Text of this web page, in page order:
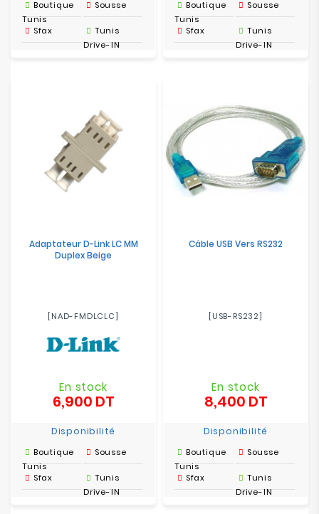
Boutique
Tunis
Sousse
Sfax
Tunis
Drive-IN
Boutique
Tunis
Sousse
Sfax
Tunis
Drive-IN
Adaptateur D-Link LC MM
Duplex Beige
[NAD-FMDLCLC]
En stock
6,900 DTPrix
Disponibilité
Boutique
Tunis
Sousse
Sfax
Tunis
Drive-IN
Câble USB Vers RS232
[USB-RS232]
En stock
8,400 DTPrix
Disponibilité
Boutique
Tunis
Sousse
Sfax
Tunis
Drive-IN